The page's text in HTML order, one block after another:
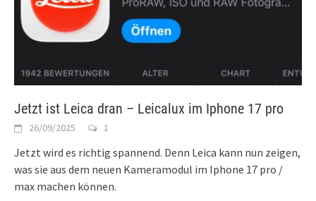
Jetzt ist Leica dran – Leicalux im Iphone 17 pro
26/09/2025 1
Jetzt wird es richtig spannend. Denn Leica kann nun zeigen,
was sie aus dem neuen Kameramodul im Iphone 17 pro /
max machen können.